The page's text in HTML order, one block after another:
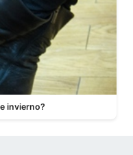
invierno?